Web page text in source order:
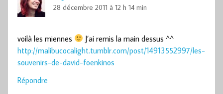
28 décembre 2011 à 12 h 14 min
voilà les miennes
J’ai remis la main dessus ^^
http://malibucocalight.tumblr.com/post/14913552997/les-
souvenirs-de-david-foenkinos
Répondre